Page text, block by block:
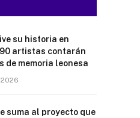
su historia en
artistas contarán
de memoria leonesa
suma al proyecto que